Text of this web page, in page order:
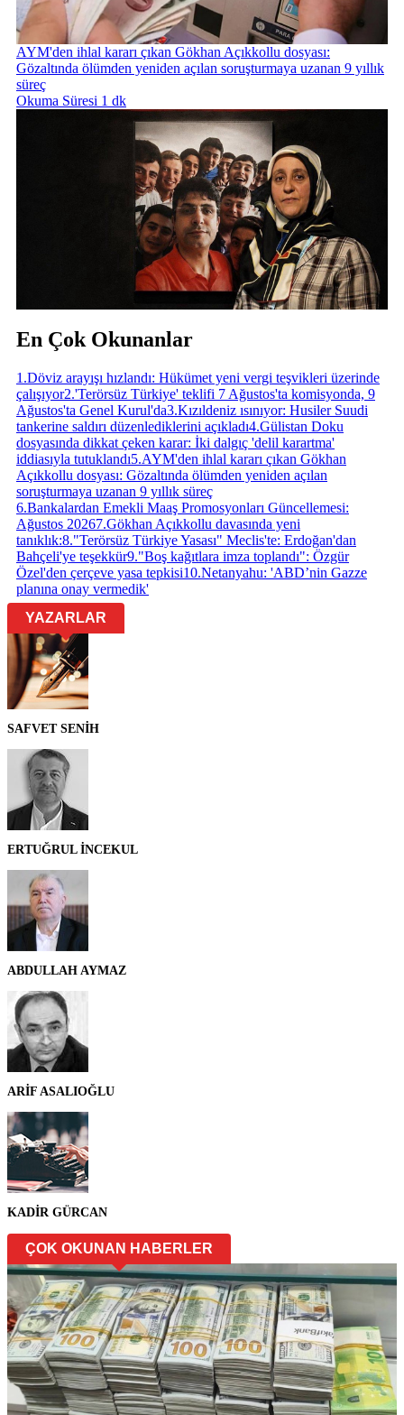
AYM'den ihlal kararı çıkan Gökhan Açıkkollu dosyası:
Gözaltında ölümden yeniden açılan soruşturmaya uzanan 9 yıllık
süreç
Okuma Süresi 1 dk
En Çok Okunanlar
1 .Döviz arayışı hızlandı: Hükümet yeni vergi teşvikleri üzerinde
çalışıyor2.'Terörsüz Türkiye' teklifi 7 Ağustos'ta komisyonda, 9
Ağustos'ta Genel Kurul'da3.Kızıldeniz ısınıyor: Husiler Suudi
tankerine saldırı düzenlediklerini açıkladı4.Gülistan Doku
dosyasında dikkat çeken karar: İki dalgıç 'delil karartma'
iddiasıyla tutuklandı5.AYM'den ihlal kararı çıkan Gökhan
Açıkkollu dosyası: Gözaltında ölümden yeniden açılan
soruşturmaya uzanan 9 yıllık süreç
6.Bankalardan Emekli Maaş Promosyonları Güncellemesi:
Ağustos 20267.Gökhan Açıkkollu davasında yeni
tanıklık:8."Terörsüz Türkiye Yasası" Meclis'te: Erdoğan'dan
Bahçeli'ye teşekkür9."Boş kağıtlara imza toplandı": Özgür
Özel'den çerçeve yasa tepkisi10.Netanyahu: 'ABD’nin Gazze
planına onay vermedik'
YAZARLAR
SAFVET SENİH
ERTUĞRUL İNCEKUL
ABDULLAH AYMAZ
ARİF ASALIOĞLU
KADİR GÜRCAN
ÇOK OKUNAN HABERLER